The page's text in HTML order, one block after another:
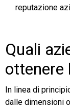
reputazione
Quali
ottenere
In linea di
dalle dimensioni